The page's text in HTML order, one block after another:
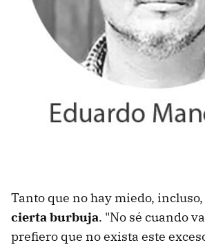
Tanto que no hay miedo, incluso,
cierta burbuja. "No sé cuando
prefiero que no exista este